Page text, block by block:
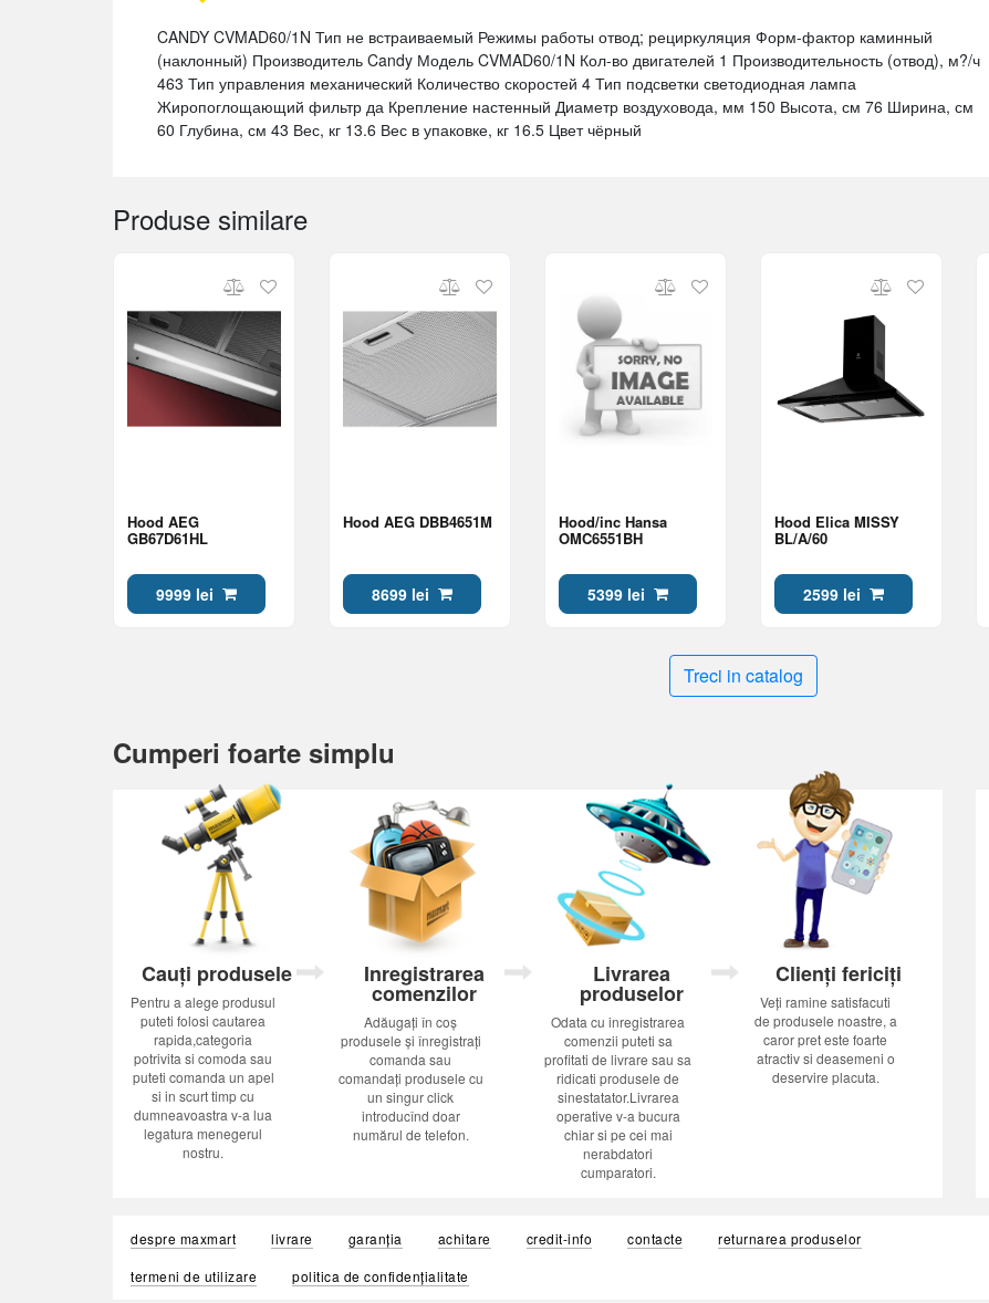
CANDY CVMAD60/1N Тип не встраиваемый Режимы работы отвод; рециркуляция Форм-фактор каминный
(наклонный) Производитель Candy Модель CVMAD60/1N Кол-во двигателей 1 Производительность (отвод), м?/ч
463 Тип управления механический Количество скоростей 4 Тип подсветки светодиодная лампа
Жиропоглощающий фильтр да Крепление настенный Диаметр воздуховода, мм 150 Высота, см 76 Ширина, см
60 Глубина, см 43 Вес, кг 13.6 Вес в упаковке, кг 16.5 Цвет чёрный
Produse similare
Hood AEG
GB67D61HL
9999 lei
Hood AEG DBB4651M
8699 lei
Hood/inc Hansa
OMC6551BH
5399 lei
Hood Elica MISSY
BL/A/60
2599 lei
Treci in catalog
Cumperi foarte simplu
Cauți produsele
Pentru a alege produsul
puteti folosi cautarea
rapida,categoria
potrivita si comoda sau
puteti comanda un apel
si in scurt timp cu
dumneavoastra v-a lua
legatura menegerul
nostru.
Inregistrarea
comenzilor
Adăugați în coș
produsele și înregistrați
comanda sau
comandați produsele cu
un singur click
introducînd doar
numărul de telefon.
Livrarea
produselor
Odata cu inregistrarea
comenzii puteti sa
profitati de livrare sau sa
ridicati produsele de
sinestatator.Livrarea
operative v-a bucura
chiar si pe cei mai
nerabdatori
cumparatori.
Clienți fericiți
Veți ramine satisfacuti
de produsele noastre, a
caror pret este foarte
atractiv si deasemeni o
deservire placuta.
despre maxmart livrare garanția achitare credit-info contacte
returnarea produselor
termeni de utilizare
politica de confidențialitate